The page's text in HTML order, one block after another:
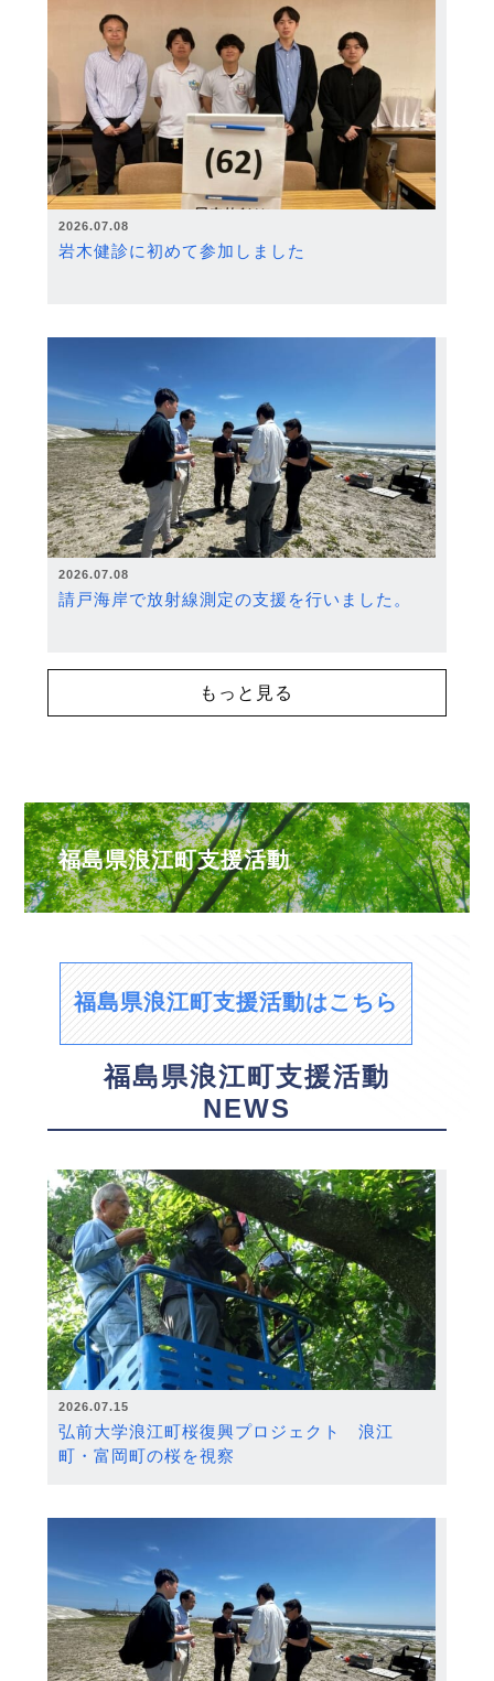
2026.07.08
岩木健診に初めて参加しました
2026.07.08
請戸海岸で放射線測定の支援を行いました。
もっと見る
福島県浪江町支援活動
福島県浪江町支援活動はこちら
福島県浪江町支援活動
NEWS
2026.07.15
弘前大学浪江町桜復興プロジェクト 浪江
町・富岡町の桜を視察